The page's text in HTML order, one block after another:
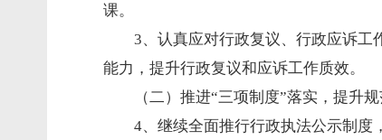
课。
3、认真应对行政复议、行政应诉工
能力，提升行政复议和应诉工作质效。
（二）推进“三项制度”落实，提升
4、继续全面推行行政执法公示制度